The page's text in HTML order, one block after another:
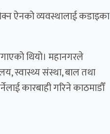
ऐनको व्यवस्थालाई कडाइका
थियो। महानगरले
स्वास्थ्य संस्था, बाल तथा
कारबाही गरिने काठमाडौँ